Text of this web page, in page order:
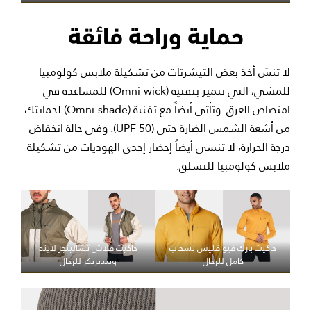
حماية وراحة فائقة
لا تنسَ أخذ بعض التيشرتات من تشكيلة ملابس كولومبيا
للمشي، التي تتميز بتقنية (Omni-wick) للمساعدة في
امتصاص العرق. وتأتي أيضاً مع تقنية (Omni-shade) لحمايتك
من أشعة الشمس الضارة حتى (UPF 50). وفي حالة انخفاض
درجة الحرارة، لا تنسى أيضاً إحضار إحدى الهوديات من تشكيلة
ملابس كولومبيا للتسلق.
جاكيت بارك فيو فليس بسحاب
كامل للرجال
جاكيت فلاش تشالينجر لايند
ويندبريكر للرجال